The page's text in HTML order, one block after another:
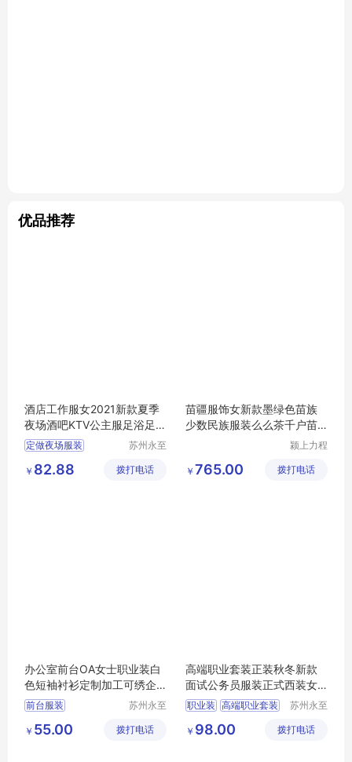
优品推荐
酒店工作服女2021新款夏季
夜场酒吧KTV公主服足浴足疗
技师服套装
定做夜场服装
KTV服装 小姐服装
苏州永至
限公司
￥ 82.88 拨打电话
苗疆服饰女新款墨绿色苗族
少数民族服装么么茶千户苗
颍上力程
有限公司
￥ 765.00 拨打电话
办公室前台OA女士职业装白
色短袖衬衫定制加工可绣企
业标志
前台服装
女士白衬衫
苏州永至
限公司
￥ 55.00 拨打电话
高端职业套装正装秋冬新款
面试公务员服装正式西装女
工作装
职业装 高端职业套装
女工作装 正式西装
苏州永至
限公司
￥ 98.00 拨打电话